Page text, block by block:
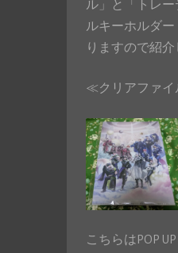
ル」と「トレー
ルキーホルダ
りますので紹介
≪クリアファ
こちらはPOP